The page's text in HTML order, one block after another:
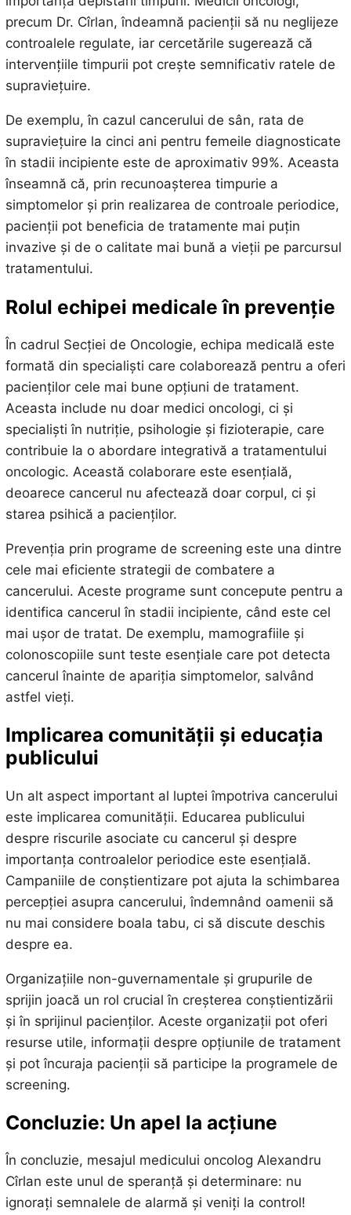
precum Dr. Cîrlan, îndeamnă pacienții să nu neglijeze
controalele regulate, iar cercetările sugerează că
intervențiile timpurii pot crește semnificativ ratele de
supraviețuire.
De exemplu, în cazul cancerului de sân, rata de
supraviețuire la cinci ani pentru femeile diagnosticate
în stadii incipiente este de aproximativ 99%. Aceasta
înseamnă că, prin recunoașterea timpurie a
simptomelor și prin realizarea de controale periodice,
pacienții pot beneficia de tratamente mai puțin
invazive și de o calitate mai bună a vieții pe parcursul
tratamentului.
Rolul echipei medicale în prevenție
În cadrul Secției de Oncologie, echipa medicală este
formată din specialiști care colaborează pentru a oferi
pacienților cele mai bune opțiuni de tratament.
Aceasta include nu doar medici oncologi, ci și
specialiști în nutriție, psihologie și fizioterapie, care
contribuie la o abordare integrativă a tratamentului
oncologic. Această colaborare este esențială,
deoarece cancerul nu afectează doar corpul, ci și
starea psihică a pacienților.
Prevenția prin programe de screening este una dintre
cele mai eficiente strategii de combatere a
cancerului. Aceste programe sunt concepute pentru a
identifica cancerul în stadii incipiente, când este cel
mai ușor de tratat. De exemplu, mamografiile și
colonoscopiile sunt teste esențiale care pot detecta
cancerul înainte de apariția simptomelor, salvând
astfel vieți.
Implicarea comunității și educația
publicului
Un alt aspect important al luptei împotriva cancerului
este implicarea comunității. Educarea publicului
despre riscurile asociate cu cancerul și despre
importanța controalelor periodice este esențială.
Campaniile de conștientizare pot ajuta la schimbarea
percepției asupra cancerului, îndemnând oamenii să
nu mai considere boala tabu, ci să discute deschis
despre ea.
Organizațiile non-guvernamentale și grupurile de
sprijin joacă un rol crucial în creșterea conștientizării
și în sprijinul pacienților. Aceste organizații pot oferi
resurse utile, informații despre opțiunile de tratament
și pot încuraja pacienții să participe la programele de
screening.
Concluzie: Un apel la acțiune
În concluzie, mesajul medicului oncolog Alexandru
Cîrlan este unul de speranță și determinare: nu
ignorați semnalele de alarmă și veniți la control!